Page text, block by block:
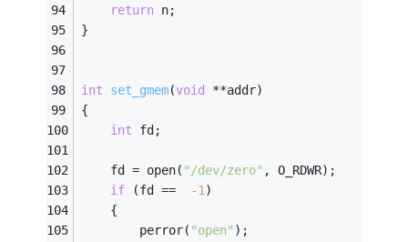
return n;
}
int set_gmem(void
**addr)
{
int fd;
	fd = open(
"/dev/zero" , O_RDWR);
if (fd == -1)
	{
		perror(
"open" );